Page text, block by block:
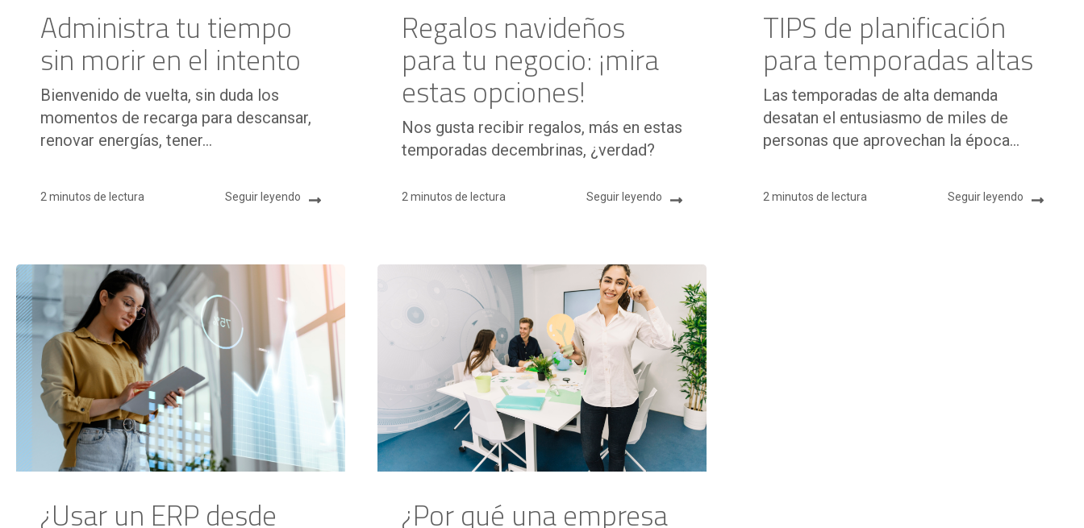
Administra tu tiempo
sin morir en el intento
Bienvenido de vuelta, sin duda los
momentos de recarga para descansar,
renovar energías, tener...
2 minutos de lectura Seguir leyendo
Regalos navideños
para tu negocio: ¡mira
estas opciones!
Nos gusta recibir regalos, más en estas
temporadas decembrinas, ¿verdad?
2 minutos de lectura Seguir leyendo
TIPS de planificación
para temporadas altas
Las temporadas de alta demanda
desatan el entusiasmo de miles de
personas que aprovechan la época...
2 minutos de lectura Seguir leyendo
¿Usar un ERP desde ¿Por qué una empresa